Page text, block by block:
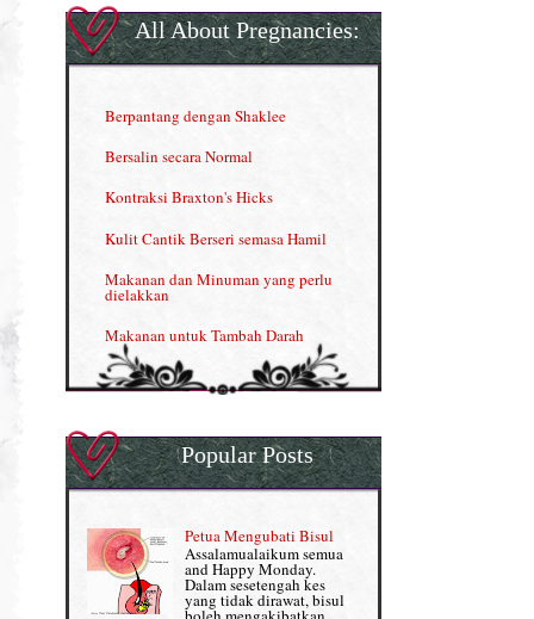
Gla Complex (II)
Herbal Blend the Magic Cream
Nutrisi untuk Ikhtiar Hamil
OMEGA GUARD
Omega Guard: EPA & DHA for kids
OSTEMATRIX
Pantang Larang dalam Pengambilan
Vitamin
Penjagaan Rambut: Prosante Hair Care
Persediaan Haji & Umrah
Review Part 1: Shaklee bagus ke?
All About Pregnancies:
Berpantang dengan Shaklee
Bersalin secara Normal
Kontraksi Braxton's Hicks
Kulit Cantik Berseri semasa Hamil
Makanan dan Minuman yang perlu
dielakkan
Makanan untuk Tambah Darah
Masalah HB rendah?
Normal VS Czer
Pemakanan Semasa Hamil
Penyusuan Bayi
Perkembangan Minda Bayi
Popular Posts
Petua Mengubati Bisul
Assalamualaikum semua
and Happy Monday.
Dalam sesetengah kes
yang tidak dirawat, bisul